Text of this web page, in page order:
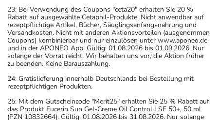
23: Bei Verwendung des Coupons "ceta20" erhalten Sie 20 %
Rabatt auf ausgewählte Cetaphil-Produkte. Nicht anwendbar auf
rezeptpflichtige Artikel, Bücher, Säuglingsanfangsnahrung und
Versandkosten. Nicht mit anderen Aktionsvorteilen (ausgenommen
Coupons) kombinierbar und nur einzulösen unter www.aponeo.de
und in der APONEO App. Gültig: 01.08.2026 bis 01.09.2026. Nur
solange der Vorrat reicht. Wir behalten uns vor, die Aktion früher
zu beenden. Keine Barauszahlung.
24: Gratislieferung innerhalb Deutschlands bei Bestellung mit
rezeptpflichtigen Produkten.
25: Mit dem Gutscheincode "Merit25" erhalten Sie 25 % Rabatt auf
das Produkt Eucerin Sun Gel-Creme Oil Control LSF 50+, 50 ml
(PZN 10832664). Gültig: 01.08.2026 bis 31.08.2026. Nur solange